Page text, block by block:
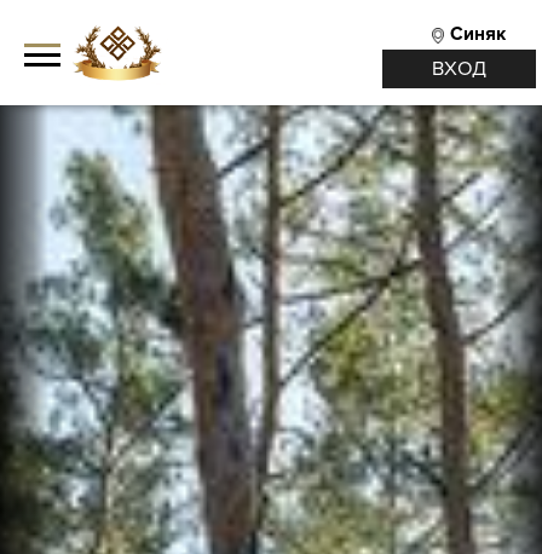
Синяк
ВХОД